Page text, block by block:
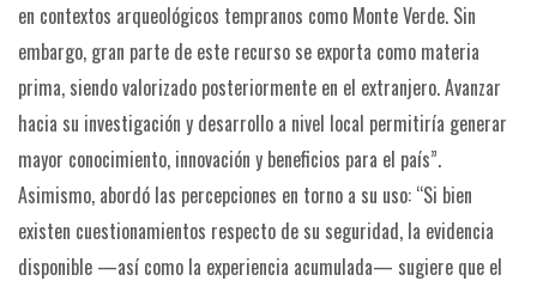
en contextos arqueológicos tempranos como Monte Verde. Sin
embargo, gran parte de este recurso se exporta como materia
prima, siendo valorizado posteriormente en el extranjero. Avanzar
hacia su investigación y desarrollo a nivel local permitiría generar
mayor conocimiento, innovación y beneficios para el país”.
Asimismo, abordó las percepciones en torno a su uso: “Si bien
existen cuestionamientos respecto de su seguridad, la evidencia
disponible —así como la experiencia acumulada— sugiere que el